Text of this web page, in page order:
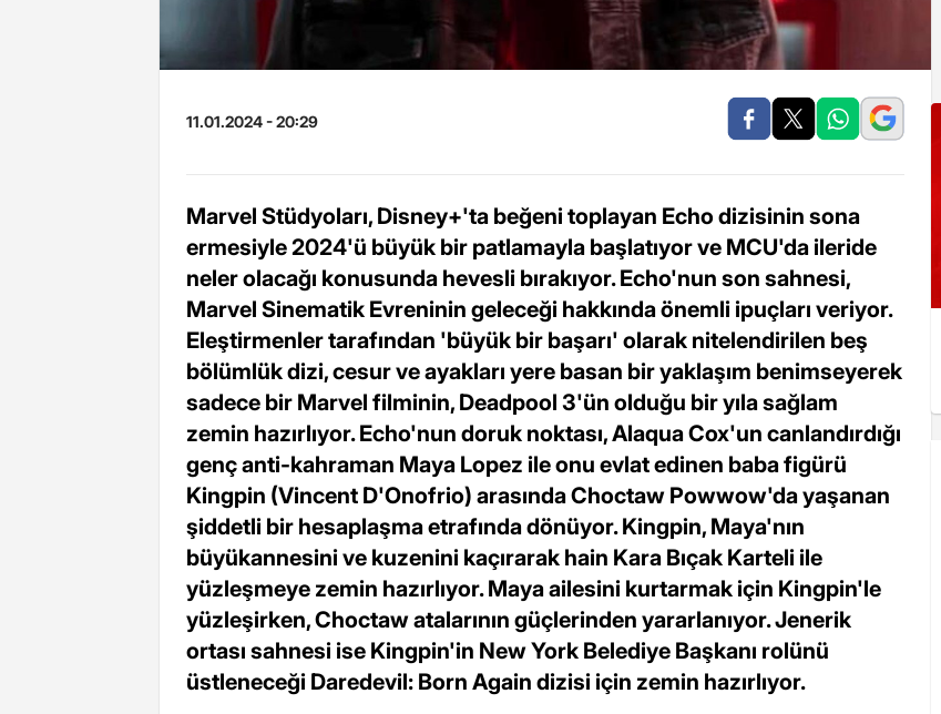
11.01.2024 - 20:29
Marvel Stüdyoları, Disney+'ta beğeni toplayan Echo dizisinin sona
ermesiyle 2024'ü büyük bir patlamayla başlatıyor ve MCU'da ileride
neler olacağı konusunda hevesli bırakıyor. Echo'nun son sahnesi,
Marvel Sinematik Evreninin geleceği hakkında önemli ipuçları veriyor.
Eleştirmenler tarafından 'büyük bir başarı' olarak nitelendirilen beş
bölümlük dizi, cesur ve ayakları yere basan bir yaklaşım benimseyerek
sadece bir Marvel filminin, Deadpool 3'ün olduğu bir yıla sağlam
zemin hazırlıyor. Echo'nun doruk noktası, Alaqua Cox'un canlandırdığı
genç anti-kahraman Maya Lopez ile onu evlat edinen baba figürü
Kingpin (Vincent D'Onofrio) arasında Choctaw Powwow'da yaşanan
şiddetli bir hesaplaşma etrafında dönüyor. Kingpin, Maya'nın
büyükannesini ve kuzenini kaçırarak hain Kara Bıçak Karteli ile
yüzleşmeye zemin hazırlıyor. Maya ailesini kurtarmak için Kingpin'le
yüzleşirken, Choctaw atalarının güçlerinden yararlanıyor. Jenerik
ortası sahnesi ise Kingpin'in New York Belediye Başkanı rolünü
üstleneceği Daredevil: Born Again dizisi için zemin hazırlıyor.